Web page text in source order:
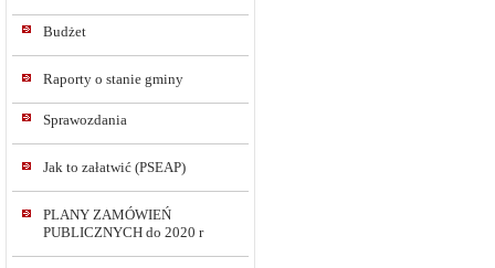
Budżet
Raporty o stanie gminy
Sprawozdania
Jak to załatwić (PSEAP)
PLANY ZAMÓWIEŃ
PUBLICZNYCH do 2020 r